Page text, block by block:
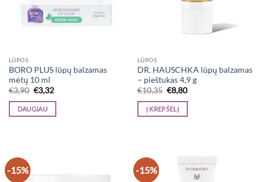
LŪPOS
BORO PLUS lūpų balzamas
mėtų 10 ml
€3,90 Original
price
was:
€3,90.
€3,32Current
is:
DAUGIAU
LŪPOS
DR. HAUSCHKA lūpų balzamas
– pieštukas 4,9 g
€10,35 Original
price
was:
€10,35.
€8,80Current
is:
Į KREPŠELĮ
-15% -15%